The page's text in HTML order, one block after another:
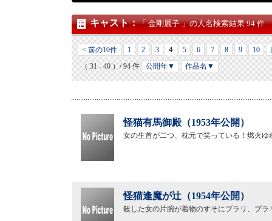
キャスト：「 金剛麗子 」の人名検索結果 94 件
< 前の10件 1 2 3 4 5 6 7 8 9 10
（ 31 - 40 ）/ 94 件
公開年▼ 作品名▼
怪猫有馬御殿（1953年公開）
女の生首が二つ、枕元で笑っている！燃火
怪猫逢魔が辻（1954年公開）
殺した女の片腕が着物のすそにブラリ、ブ